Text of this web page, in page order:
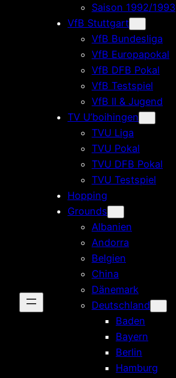
Saison 1992/1993
VfB Stuttgart
VfB Bundesliga
VfB Europapokal
VfB DFB Pokal
VfB Testspiel
VfB II & Jugend
TV U’boihingen
TVU Liga
TVU Pokal
TVU DFB Pokal
TVU Testspiel
Hopping
Grounds
Albanien
Andorra
Belgien
China
Dänemark
Deutschland
Baden
Bayern
Berlin
Hamburg